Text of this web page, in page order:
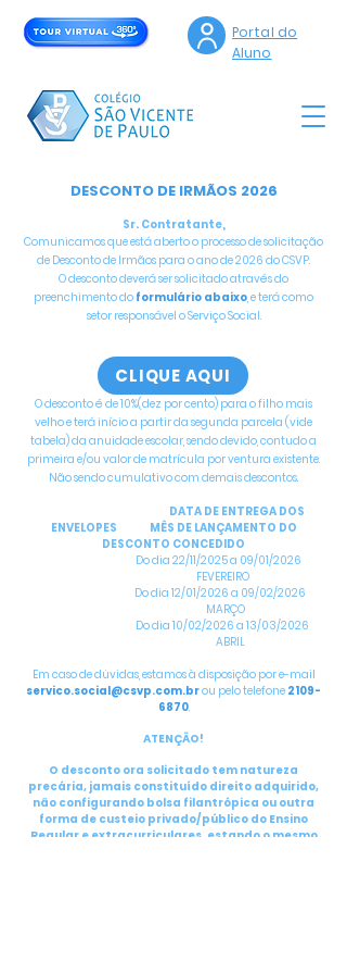
Portal do
Aluno
DESCONTO DE IRMÃOS 2026
Sr. Contratante,
Comunicamos que está aberto o processo de solicitação
de Desconto de Irmãos para o ano de 2026 do CSVP.
O desconto deverá ser solicitado através do
preenchimento do formulário abaixo, e terá como
setor responsável o Serviço Social.
O desconto é de 10%(dez por cento) para o filho mais
velho e terá início a partir da segunda parcela (vide
tabela) da anuidade escolar, sendo devido, contudo a
primeira e/ou valor de matrícula por ventura existente.
Não sendo cumulativo com demais descontos.
DATA DE ENTREGA DOS
ENVELOPES MÊS DE LANÇAMENTO DO
DESCONTO CONCEDIDO
Do dia 22/11/2025 a 09/01/2026
FEVEREIRO
Do dia 12/01/2026 a 09/02/2026
MARÇO
Do dia 10/02/2026 a 13/03/2026
ABRIL
Em caso de dúvidas, estamos à disposição por e-mail
servico.social@csvp.com.brou pelo telefone 2109-
6870.
ATENÇÃO!
O desconto ora solicitado tem natureza
precária, jamais constituído direito adquirido,
não configurando bolsa filantrópica ou outra
forma de custeio privado/público do Ensino
Regular e extracurriculares, estando o mesmo
CLIQUE AQUI